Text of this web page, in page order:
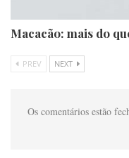
Macacão: mais do
PREV NEXT
Os comentários estão